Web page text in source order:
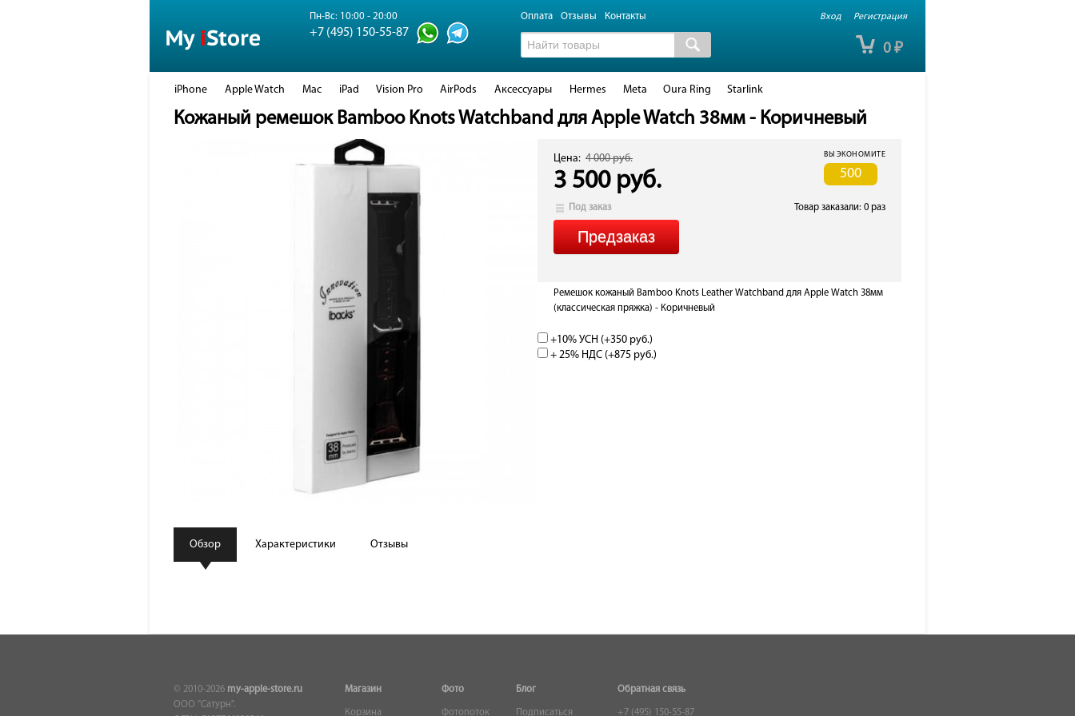
Вход Регистрация
Пн-Вс: 10:00 - 20:00
+7 (495) 150-55-87
Оплата Отзывы Контакты
0 ₽
iPhone Apple Watch Mac iPad Vision Pro AirPods Аксессуары Hermes Meta Oura Ring Starlink
Кожаный ремешок Bamboo Knots Watchband для Apple Watch 38мм - Коричневый
Цена: 4 000 руб. ВЫ ЭКОНОМИТЕ
500
3 500 руб.
Под заказ Товар заказали: 0 раз
Ремешок кожаный Bamboo Knots Leather Watchband для Apple Watch 38мм
(классическая пряжка) - Коричневый
+10% УСН (+350 руб.)
+ 25% НДС (+875 руб.)
Обзор Характеристики Отзывы
© 2010-2026 my-apple-store.ru
ООО "Сатурн".
Магазин
Корзина
Фото
Фотопоток
Блог
Подписаться
Обратная связь
+7 (495) 150-55-87